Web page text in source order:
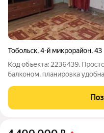
Тобольск,4-й микрорайон,43
Код объекта: 2236439.
балконом, планировка
Транспортная доступность:
не далеко от Пединститута